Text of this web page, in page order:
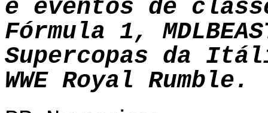
e eventos de
Fórmula 1,
Supercopas da
WWE Royal Rumble.